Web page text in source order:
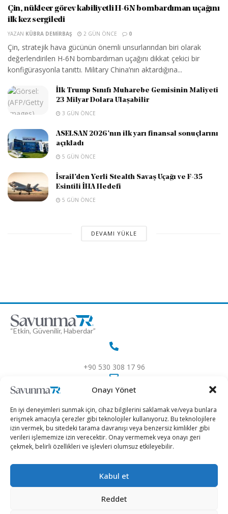
Onayı Yönet
En iyi deneyimleri sunmak için, cihaz bilgilerini saklamak ve/veya bunlara
erişmek amacıyla çerezler gibi teknolojiler kullanıyoruz. Bu teknolojilere
izin vermek, bu sitedeki tarama davranışı veya benzersiz kimlikler gibi
verileri işlememize izin verecektir. Onay vermemek veya onayı geri
çekmek, belirli özellikleri ve işlevleri olumsuz etkileyebilir.
Kabul et
Reddet
Çin, nükleer görev kabiliyetli H-6N bombardıman uçağını
ilk kez sergiledi
YAZAN KÜBRA DEMIRBAŞ 2 GÜN ÖNCE 0
Çin, stratejik hava gücünün önemli unsurlarından biri olarak
değerlendirilen H-6N bombardıman uçağını dikkat çekici bir
konfigürasyonla tanıttı. Military China’nın aktardığına...
İlk Trump Sınıfı Muharebe Gemisinin Maliyeti
23 Milyar Dolara Ulaşabilir
3 GÜN ÖNCE
ASELSAN 2026’nın ilk yarı finansal sonuçlarını
açıkladı
5 GÜN ÖNCE
İsrail’den Yerli Stealth Savaş Uçağı ve F-35
Esintili İHA Hedefi
5 GÜN ÖNCE
DEVAMI YÜKLE
“Etkin, Güvenilir, Haberdar”
+90 530 308 17 96
2026 © Savunma TR. Tüm Hakları Saklıdır.
Savunma Sanayii
Siber Güvenlik
Teknoloji